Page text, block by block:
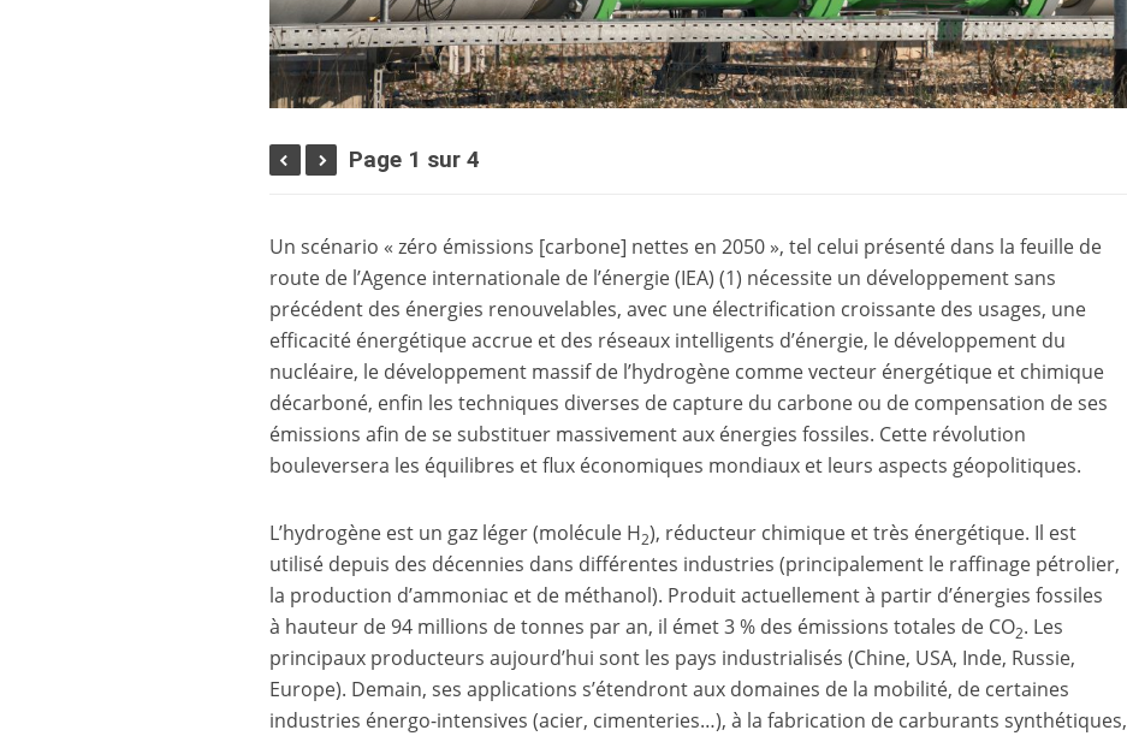
Page 1 sur 4
Un scénario « zéro émissions [carbone] nettes en 2050 », tel celui présenté dans la feuille de
route de l’Agence internationale de l’énergie (IEA)(1) nécessite un développement sans
précédent des énergies renouvelables, avec une électrification croissante des usages, une
efficacité énergétique accrue et des réseaux intelligents d’énergie, le développement du
nucléaire, le développement massif de l’hydrogène comme vecteur énergétique et chimique
décarboné, enfin les techniques diverses de capture du carbone ou de compensation de ses
émissions afin de se substituer massivement aux énergies fossiles. Cette révolution
bouleversera les équilibres et flux économiques mondiaux et leurs aspects géopolitiques.
L’hydrogène est un gaz léger (molécule H2), réducteur chimique et très énergétique. Il est
utilisé depuis des décennies dans différentes industries (principalement le raffinage pétrolier,
la production d’ammoniac et de méthanol). Produit actuellement à partir d’énergies fossiles
à hauteur de 94 millions de tonnes par an, il émet 3 % des émissions totales de CO2. Les
principaux producteurs aujourd’hui sont les pays industrialisés (Chine, USA, Inde, Russie,
Europe). Demain, ses applications s’étendront aux domaines de la mobilité, de certaines
industries énergo-intensives (acier, cimenteries…), à la fabrication de carburants synthétiques,